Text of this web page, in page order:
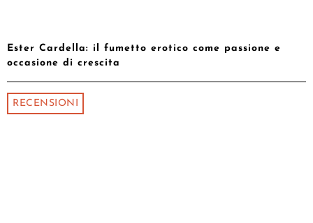
Ester Cardella: il fumetto erotico come passione e
occasione di crescita
RECENSIONI